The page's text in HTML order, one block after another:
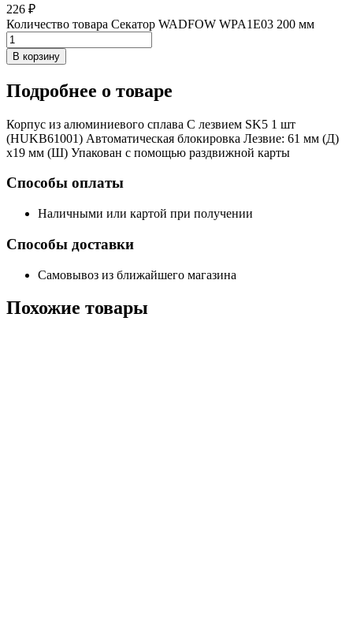
226 ₽
Количество товара Секатор WADFOW WPA1E03 200 мм
В корзину
Подробнее о товаре
Корпус из алюминиевого сплава С лезвием SK5 1 шт
(HUKB61001) Автоматическая блокировка Лезвие: 61 мм (Д)
х19 мм (Ш) Упакован с помощью раздвижной карты
Способы оплаты
Наличными или картой при получении
Способы доставки
Самовывоз из ближайшего магазина
Похожие товары